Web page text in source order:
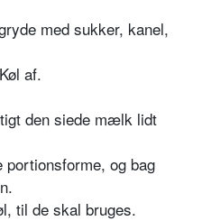
med sukker, kanel,
af.
den siede mælk lidt
og bag
til de skal bruges.